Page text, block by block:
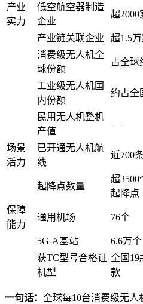
产业
实力
低空航空器制造
企业
超2000
产业链关联企业 超1.5
消费级无人机全
球份额
占全球
工业级无人机国
内份额
约占全
民用无人机整机
产值
—
场景
活力
已开通无人机航
线
近700条
起降点数量
超3500
起降点
保障
能力
通用机场 76个
5G-A基站 6.6万个
获TC型号合格证
机型
全国19
款
一句话： 全球每10台消费级无人